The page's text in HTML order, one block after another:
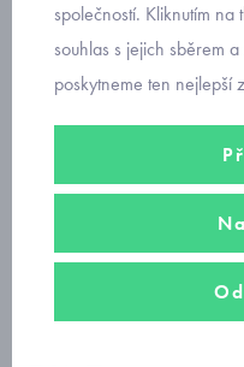
V nabídce kvalitnídětské
Protetikas uzavřenou nebo
k vyzvednutí
dívčí sandály
společností. Kliknutím na
souhlas s jejich sběrem
poskytneme ten nejlepší